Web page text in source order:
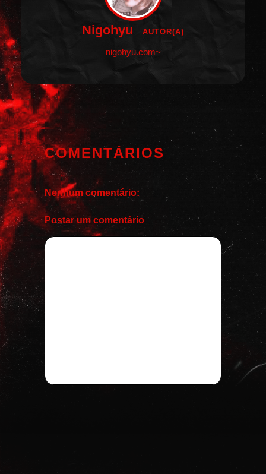
Nigohyu AUTOR(A)
nigohyu.com~
COMENTÁRIOS
Nenhum comentário:
Postar um comentário